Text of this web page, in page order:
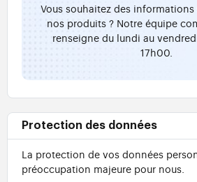
Vous souhaitez des
nos produits ? Notre équipe
renseigne du lundi au
17h00.
Protection des données
La protection de vos données
préoccupation majeure pour nous.